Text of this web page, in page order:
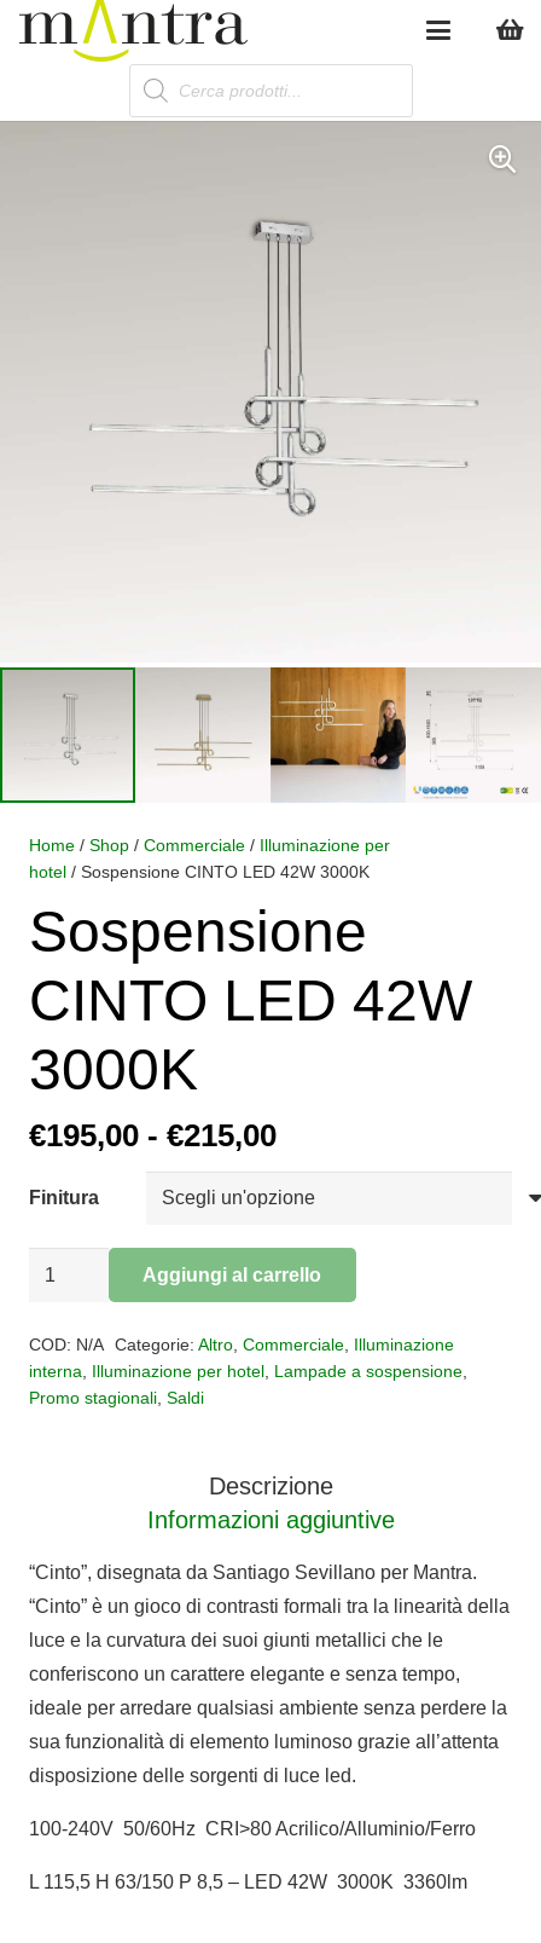
Products
search
Home / Shop / Commerciale / Illuminazione per
hotel / Sospensione CINTO LED 42W 3000K
Sospensione
CINTO LED 42W
3000K
€195,00 - €215,00Fascia
di
prezzo:
€195,00
a
€215,00
Finitura
Sospensione
42W
3000K
Aggiungi al carrello
COD: N/A Categorie: Altro, Commerciale, Illuminazione
interna
Illuminazione per hotel Lampade a sospensione
Promo stagionali Saldi
Descrizione
Informazioni aggiuntive
“Cinto”, disegnata da Santiago Sevillano per Mantra.
“Cinto” è un gioco di contrasti formali tra la linearità della
luce e la curvatura dei suoi giunti metallici che le
conferiscono un carattere elegante e senza tempo,
ideale per arredare qualsiasi ambiente senza perdere la
sua funzionalità di elemento luminoso grazie all’attenta
disposizione delle sorgenti di luce led.
100-240V 50/60Hz CRI>80 Acrilico/Alluminio/Ferro
L 115,5 H 63/150 P 8,5 – LED 42W 3000K 3360lm